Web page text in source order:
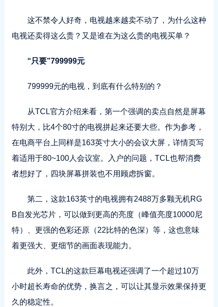
这不禁令人好奇，电视越来越卖不动了，为什么这种
电视还卖得这么贵？又是谁在为这么贵的电视买单？
“只要”799999元
799999元的电视，到底有什么特别的？
从TCL官方介绍来看，第一个强调的卖点自然是屏幕
特别大，比4个80寸的电视拼起来还要大些。作为参考，
在电商平台上同样是163英寸大小的会议大屏，详情页写
着适用于80~100人会议室。入户的问题，TCL也帮消费
者想好了，四块屏幕拼装也不用顾虑拆窗。
第二，这款163英寸的电视拥有2488万多颗无机RG
B自发光芯片，可以做到更高的亮度（峰值亮度10000尼
特）、更强的色彩还原（22比特的色深）等，这也意味
着更强大、更细节的画面表现能力。
此外，TCL的这款巨幕电视还强调了一个超过10万
小时超长寿命的优势，换言之，可以让其显示效果保持更
久的稳定性。